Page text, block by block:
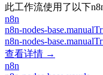
此工作流使用了以下
n8n
n8n-nodes-
n8n-nodes-
查看详情 →
n8n